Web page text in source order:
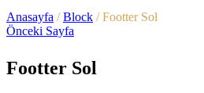
Anasayfa / Block / Footter Sol
Önceki Sayfa
Footter Sol